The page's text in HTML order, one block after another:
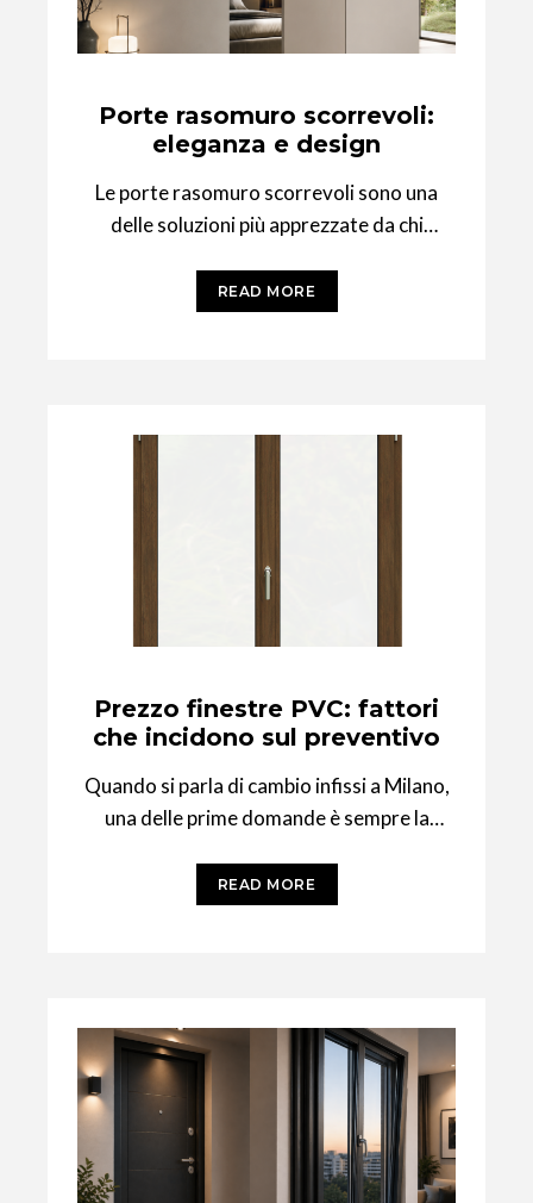
Porte rasomuro scorrevoli:
eleganza e design
Le porte rasomuro scorrevoli sono una
delle soluzioni più apprezzate da chi
funzionali. A differenza
READ MORE
Prezzo finestre PVC: fattori
che incidono sul preventivo
Quando si parla di cambio infissi a Milano,
una delle prime domande è sempre la
READ MORE